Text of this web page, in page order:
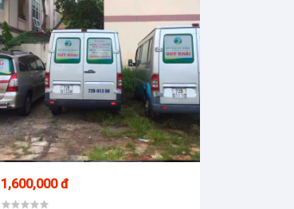
1,600,000 đ